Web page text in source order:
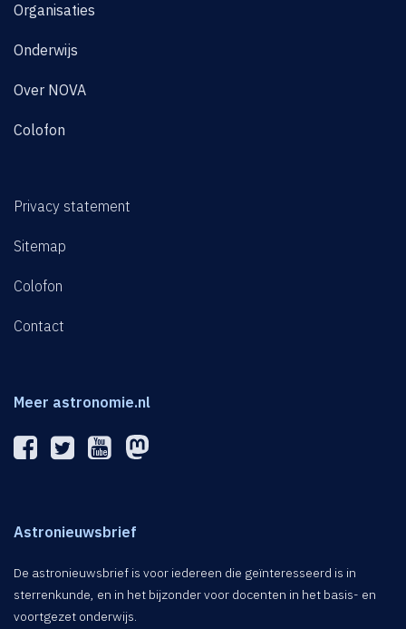
Organisaties
Onderwijs
Over NOVA
Colofon
Privacy statement
Sitemap
Colofon
Contact
Meer astronomie.nl
Astronieuwsbrief
De astronieuwsbrief is voor iedereen die geïnteresseerd is in
sterrenkunde, en in het bijzonder voor docenten in het basis- en
voortgezet onderwijs.